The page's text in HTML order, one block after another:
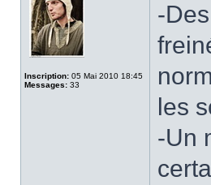
Inscription: 05 Mai 2010 18:45
Messages: 33
-
les
-Un